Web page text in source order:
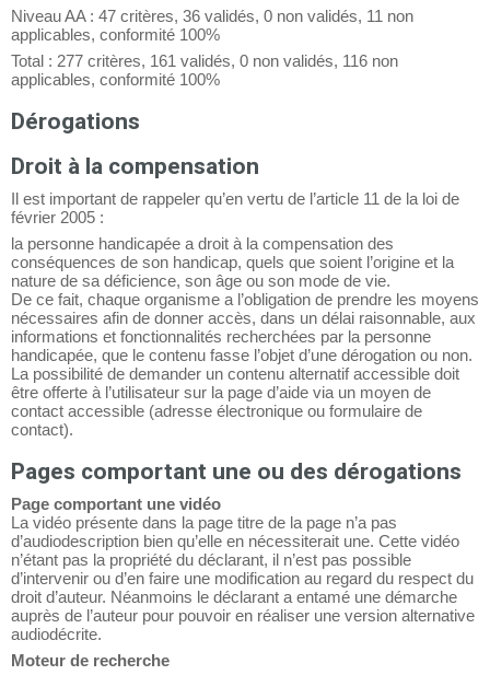
Niveau AA : 47 critères, 36 validés, 0 non validés, 11 non
applicables, conformité 100%
Total : 277 critères, 161 validés, 0 non validés, 116 non
applicables, conformité 100%
Dérogations
Droit à la compensation
Il est important de rappeler qu’en vertu de l’article 11 de la loi de
février 2005 :
la personne handicapée a droit à la compensation des
conséquences de son handicap, quels que soient l’origine et la
nature de sa déficience, son âge ou son mode de vie.
De ce fait, chaque organisme a l’obligation de prendre les moyens
nécessaires afin de donner accès, dans un délai raisonnable, aux
informations et fonctionnalités recherchées par la personne
handicapée, que le contenu fasse l’objet d’une dérogation ou non.
La possibilité de demander un contenu alternatif accessible doit
être offerte à l’utilisateur sur la page d’aide via un moyen de
contact accessible (adresse électronique ou formulaire de
contact).
Pages comportant une ou des dérogations
Page comportant une vidéo
La vidéo présente dans la page titre de la page n’a pas
d’audiodescription bien qu’elle en nécessiterait une. Cette vidéo
n’étant pas la propriété du déclarant, il n’est pas possible
d’intervenir ou d’en faire une modification au regard du respect du
droit d’auteur. Néanmoins le déclarant a entamé une démarche
auprès de l’auteur pour pouvoir en réaliser une version alternative
audiodécrite.
Moteur de recherche